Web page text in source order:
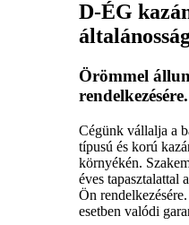
D-ÉG
Örömmel
rendelkezésére.
Cégünk vállalja a
típusú és korú
környékén.
éves tapasztalattal
Ön
esetben valódi